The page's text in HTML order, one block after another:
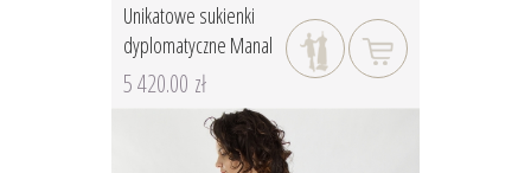
Unikatowe sukienki
dyplomatyczne Manal
5 420.00 zł